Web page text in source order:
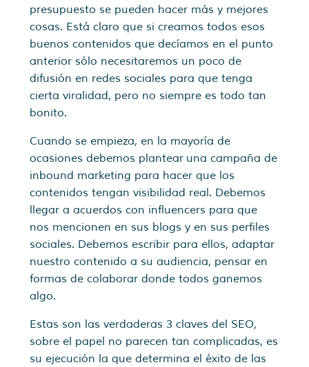
presupuesto se pueden hacer más y mejores
cosas. Está claro que si creamos todos esos
buenos contenidos que decíamos en el punto
anterior sólo necesitaremos un poco de
difusión en redes sociales para que tenga
cierta viralidad, pero no siempre es todo tan
bonito.
Cuando se empieza, en la mayoría de
ocasiones debemos plantear una campaña de
inbound marketing para hacer que los
contenidos tengan visibilidad real. Debemos
llegar a acuerdos con influencers para que
nos mencionen en sus blogs y en sus perfiles
sociales. Debemos escribir para ellos, adaptar
nuestro contenido a su audiencia, pensar en
formas de colaborar donde todos ganemos
algo.
Estas son las verdaderas 3 claves del SEO,
sobre el papel no parecen tan complicadas, es
su ejecución la que determina el éxito de las